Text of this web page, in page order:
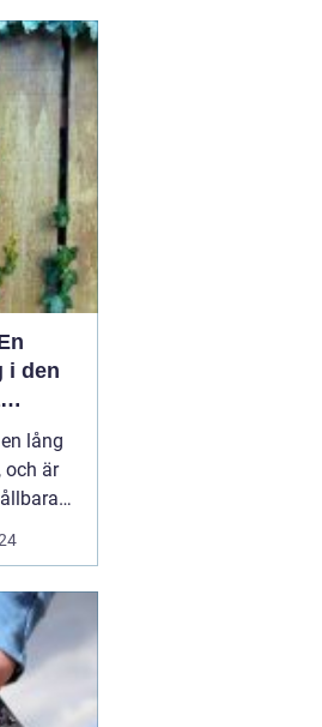
sig det
bröllop
i den
lång
och är